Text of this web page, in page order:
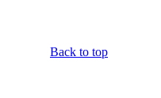
Back to top